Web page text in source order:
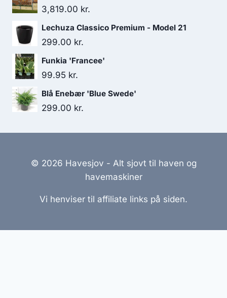
3,819.00 kr.
Lechuza Classico Premium - Model 21
299.00 kr.
Funkia 'Francee'
99.95 kr.
Blå Enebær 'Blue Swede'
299.00 kr.
© 2026 Havesjov - Alt sjovt til haven og
havemaskiner
Vi henviser til affiliate links på siden.